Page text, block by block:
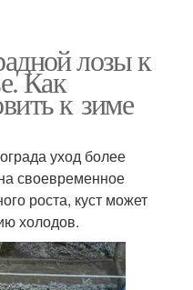
лозы к
Как
к зиме
уход более
своевременное
роста, куст может
холодов.